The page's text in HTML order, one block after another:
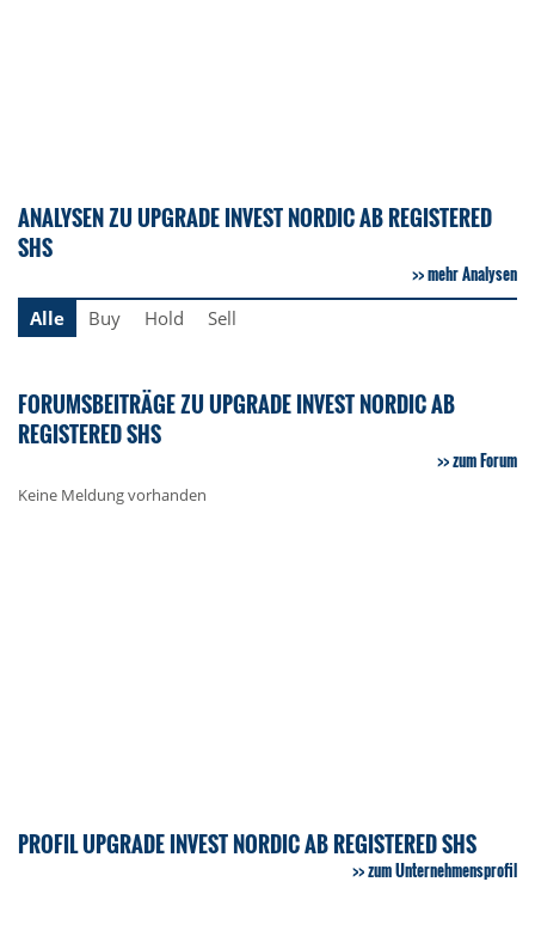
ANALYSEN ZU UPGRADE INVEST NORDIC AB REGISTERED
SHS
mehr Analysen
Alle
Buy Hold Sell
FORUMSBEITRÄGE ZU UPGRADE INVEST NORDIC AB
REGISTERED SHS
zum Forum
Keine Meldung vorhanden
PROFIL UPGRADE INVEST NORDIC AB REGISTERED SHS
zum Unternehmensprofil